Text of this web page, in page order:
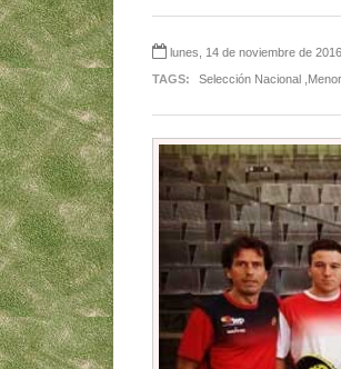
lunes, 14 de noviembre de 2016
TAGS:
Selección Nacional